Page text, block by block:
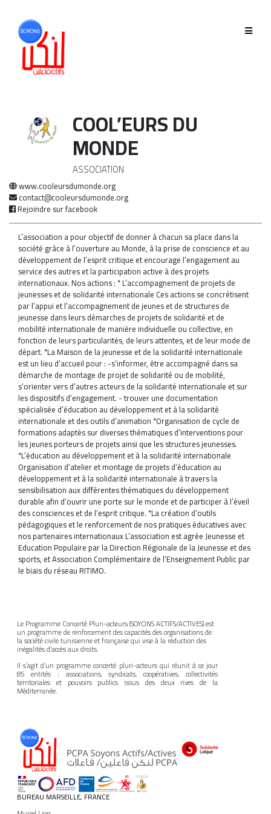
ÉQUIPE
HISTORIQUE
MEMBRES
PHASE 2019-2022
PHASE 2022-2025
MÉDIA
COMMUNIQUÉ DE PRESSE
PÔLE ISP/ESS
PÔLE ÉDUCATION
COOL’EURS DU
MONDE
ASSOCIATION
www.cooleursdumonde.org
contact@cooleursdumonde.org
Rejoindre sur facebook
L’association a pour objectif de donner à chacun sa place dans la
société grâce à l’ouverture au Monde, à la prise de conscience et au
développement de l’esprit critique et encourage l’engagement au
service des autres et la participation active à des projets
internationaux.Nos actions : * L’accompagnement de projets de
jeunesses et de solidarité internationale Ces actions se concrétisent
par l’appui et l’accompagnement de jeunes et de structures de
jeunesse dans leurs démarches de projets de solidarité et de
mobilité internationale de manière individuelle ou collective, en
fonction de leurs particularités, de leurs attentes, et de leur mode de
départ. *La Maison de la jeunesse et de la solidarité internationale
est un lieu d’accueil pour : -s’informer, être accompagné dans sa
démarche de montage de projet de solidarité ou de mobilité,
s’orienter vers d’autres acteurs de la solidarité internationale et sur
les dispositifs d’engagement. - trouver une documentation
spécialisée d’éducation au développement et à la solidarité
internationale et des outils d’animation *Organisation de cycle de
formations adaptés sur diverses thématiques d’interventions pour
les jeunes porteurs de projets ainsi que les structures jeunesses.
*L’éducation au développement et à la solidarité internationale
Organisation d’atelier et montage de projets d’éducation au
développement et à la solidarité internationale à travers la
sensibilisation aux différentes thématiques du développement
durable afin d’ouvrir une porte sur le monde et de participer à l’éveil
des consciences et de l’esprit critique. *La création d’outils
pédagogiques et le renforcement de nos pratiques éducatives avec
nos partenaires internationaux L’association est agrée Jeunesse et
Education Populaire par la Direction Régionale de la Jeunesse et des
sports, et Association Complémentaire de l’Enseignement Public par
le biais du réseau RITIMO.
Le Programme Concerté Pluri-acteurs (SOYONS ACTIFS/ACTIVES) est
un programme de renforcement des capacités des organisations de
la société civile tunisienne et française qui vise à la réduction des
inégalités d’accès aux droits.
Il s’agit d’un programme concerté pluri-acteurs qui réunit à ce jour
85 entités : associations, syndicats, coopératives, collectivités
territoriales et pouvoirs publics issus des deux rives de la
Méditerranée.
BUREAU MARSEILLE, FRANCE